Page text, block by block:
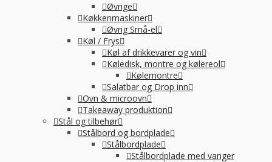
Øvrige
Køkkenmaskiner
Øvrig Små-el
Køl / Frys
Køl af drikkevarer og vin
Køledisk, montre og kølereol
Kølemontre
Salatbar og Drop inn
Ovn & microovn
Takeaway produktion
Stål og tilbehør
Stålbord og bordplade
Stålbordplade
Stålbordplade med vanger